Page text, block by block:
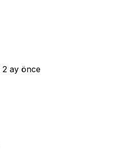
2 ay önce